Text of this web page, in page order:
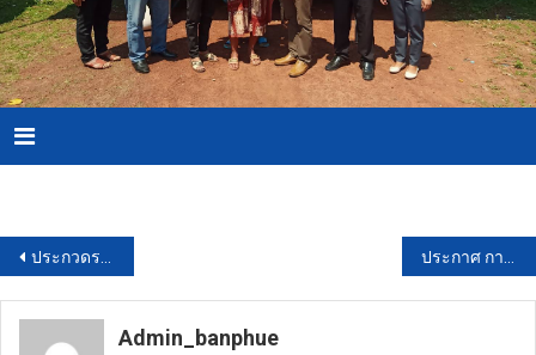
Menu
แนะแนว
เรื่อง
ประกวดราคาซื้ออุปกรณ์ใช้กับเครื่องออกซิเจนผสมอัตราการไหลสูง (2 รายการ) 68264 ด้วยวิธีประกวดราคาอิเล็กทรอนิกส์ (e-bidding)
Admin_banphue